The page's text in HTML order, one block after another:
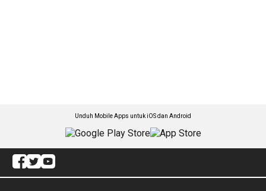
Unduh Mobile Apps untuk iOS dan Android